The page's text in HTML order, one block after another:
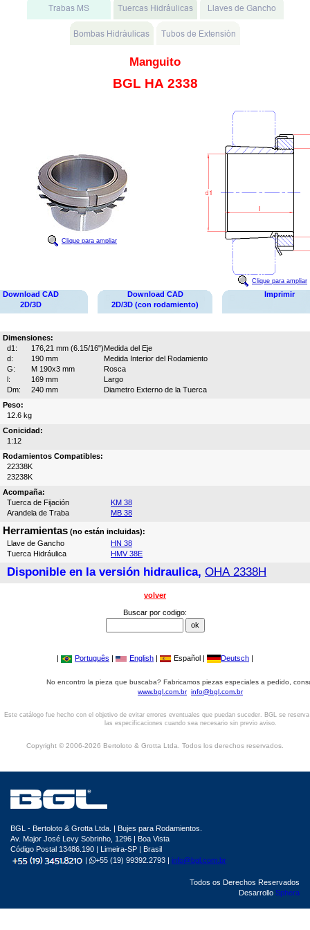
Manguito
BGL HA 2338
Clique para ampliar
Clique para ampliar
Download CAD
2D/3D
Download CAD
2D/3D (con rodamiento)
Imprimir
Dimensiones:
d1:
176,21 mm (6.15/16")Medida del Eje
d:
190 mm
Medida Interior del Rodamiento
G:
M 190x3 mm
Rosca
l:
169 mm
Largo
Dm:
240 mm
Diametro Externo de la Tuerca
Peso:
12.6 kg
Conicidad:
1:12
Rodamientos Compatibles:
22338K
23238K
Acompaña:
Tuerca de Fijación
KM 38
Arandela de Traba
MB 38
Herramientas (no están incluidas):
Llave de Gancho
HN 38
Tuerca Hidráulica
HMV 38E
Disponible en la versión hidraulica, OHA 2338H
volver
Buscar por codigo:
| Português | English | Español | Deutsch |
No encontro la pieza que buscaba? Fabricamos piezas especiales a pedido,
www.bgl.com.br info@bgl.com.br
Este catálogo fue hecho con el objetivo de evitar errores eventuales que puedan suceder. BGL se
las especificaciones cuando sea necesario sin previo aviso.
Copyright © 2006-2026 Bertoloto & Grotta Ltda. Todos los derechos reservados.
BGL - Bertoloto & Grotta Ltda. | Bujes para Rodamientos.
Av. Major José Levy Sobrinho, 1296 | Boa Vista
Código Postal 13486.190 | Limeira-SP | Brasil
|
+55 (19) 99392.2793 | info@bgl.com.br
Todos os Derechos Reservados
Desarrollo Sphera